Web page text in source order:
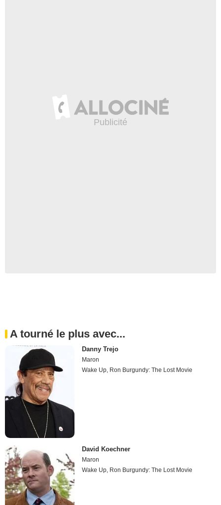
A tourné le plus avec...
Danny Trejo
Maron
Wake Up, Ron Burgundy: The Lost Movie
David Koechner
Maron
Wake Up, Ron Burgundy: The Lost Movie